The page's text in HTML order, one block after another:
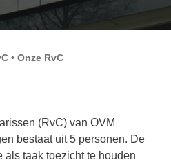
• Onze RvC
(RvC) van OVM
bestaat uit 5 personen. De
als taak toezicht te houden